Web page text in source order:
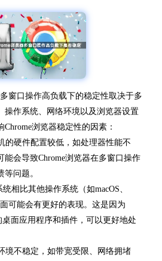
窗口操作高负载下的稳定性取决于多
操作系统、网络环境以及浏览器设置
浏览器稳定性的因素：
的硬件配置较低，如处理器性能不
能会导致Chrome浏览器在多窗口操作
问题。
相比其他操作系统（如macOS、
可能会有更好的表现。这是因为
桌面应用程序和插件，可以更好地处
境不稳定，如带宽受限、网络拥堵